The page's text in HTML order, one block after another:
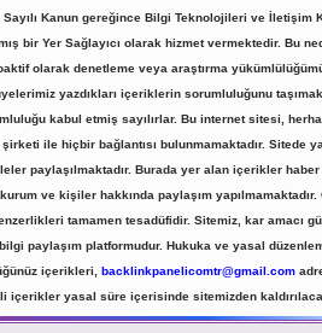
Sayılı Kanun gereğince Bilgi Teknolojileri ve İletişim
bir Yer Sağlayıcı olarak hizmet vermektedir. Bu
olarak denetleme veya araştırma
yazdıkları içeriklerin sorumluluğunu
kabul etmiş sayılırlar. Bu internet sitesi,
ile hiçbir bağlantısı bulunmamaktadır. Sitede
paylaşılmaktadır. Burada yer alan içerikler
ve kişiler hakkında paylaşım yapılmamaktadır.
tamamen tesadüfidir. Sitemiz, kar amacı
paylaşım platformudur. Hukuka ve yasal
içerikleri, backlinkpanelicomtr@gmail.com
içerikler yasal süre içerisinde sitemizden